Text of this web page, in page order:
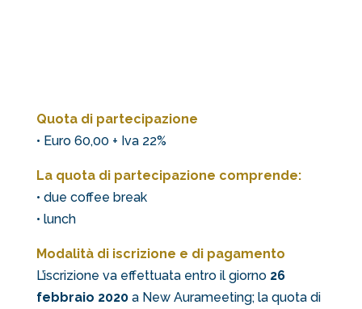
Quota di partecipazione
• Euro 60,00 + Iva 22%
La quota di partecipazione comprende:
• due coffee break
• lunch
Modalità di iscrizione e di pagamento
L’iscrizione va effettuata entro il giorno 26
febbraio 2020a New Aurameeting; la quota di